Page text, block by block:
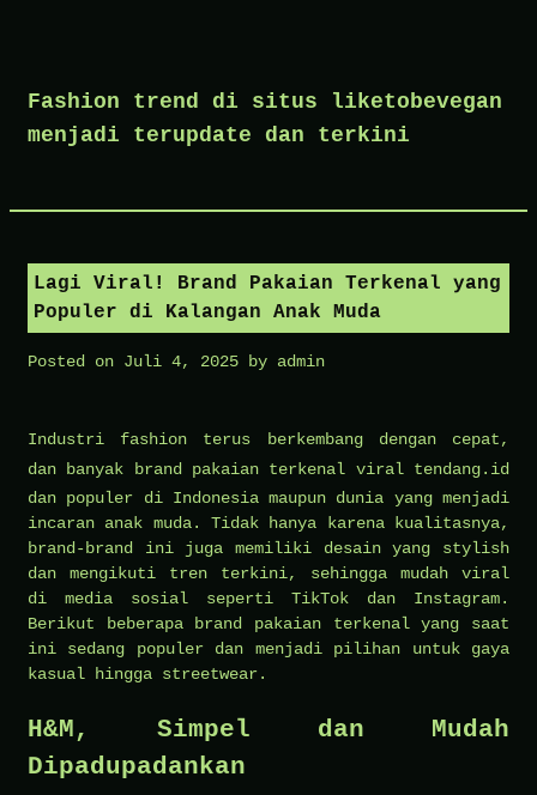
content
Fashion trend di situs liketobevegan
menjadi terupdate dan terkini
Lagi Viral! Brand Pakaian Terkenal yang
Populer di Kalangan Anak Muda
Posted on Juli 4, 2025 by admin
Industri fashion terus berkembang dengan cepat,
dan banyak brand pakaian terkenal viral tendang.id
dan populer di Indonesia maupun dunia yang menjadi
incaran anak muda. Tidak hanya karena kualitasnya,
brand-brand ini juga memiliki desain yang stylish
dan mengikuti tren terkini, sehingga mudah viral
di media sosial seperti TikTok dan Instagram.
Berikut beberapa brand pakaian terkenal yang saat
ini sedang populer dan menjadi pilihan untuk gaya
kasual hingga streetwear.
H&M, Simpel dan Mudah
Dipadupadankan